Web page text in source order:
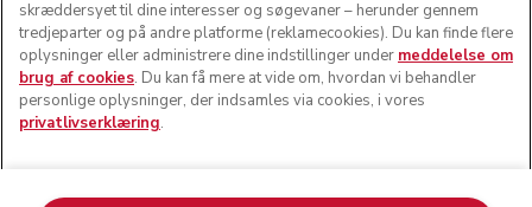
skræddersyet til dine interesser og søgevaner – herunder gennem
tredjeparter og på andre platforme (reklamecookies). Du kan finde flere
oplysninger eller administrere dine indstillinger under meddelelse om
brug af cookies. Du kan få mere at vide om, hvordan vi behandler
personlige oplysninger, der indsamles via cookies, i vores
privatlivserklæring.